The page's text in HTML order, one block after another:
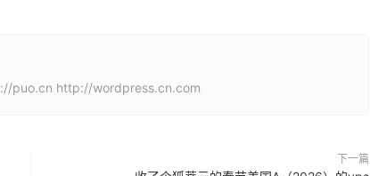
puo.cn http://wordpress.cn.com
下一篇